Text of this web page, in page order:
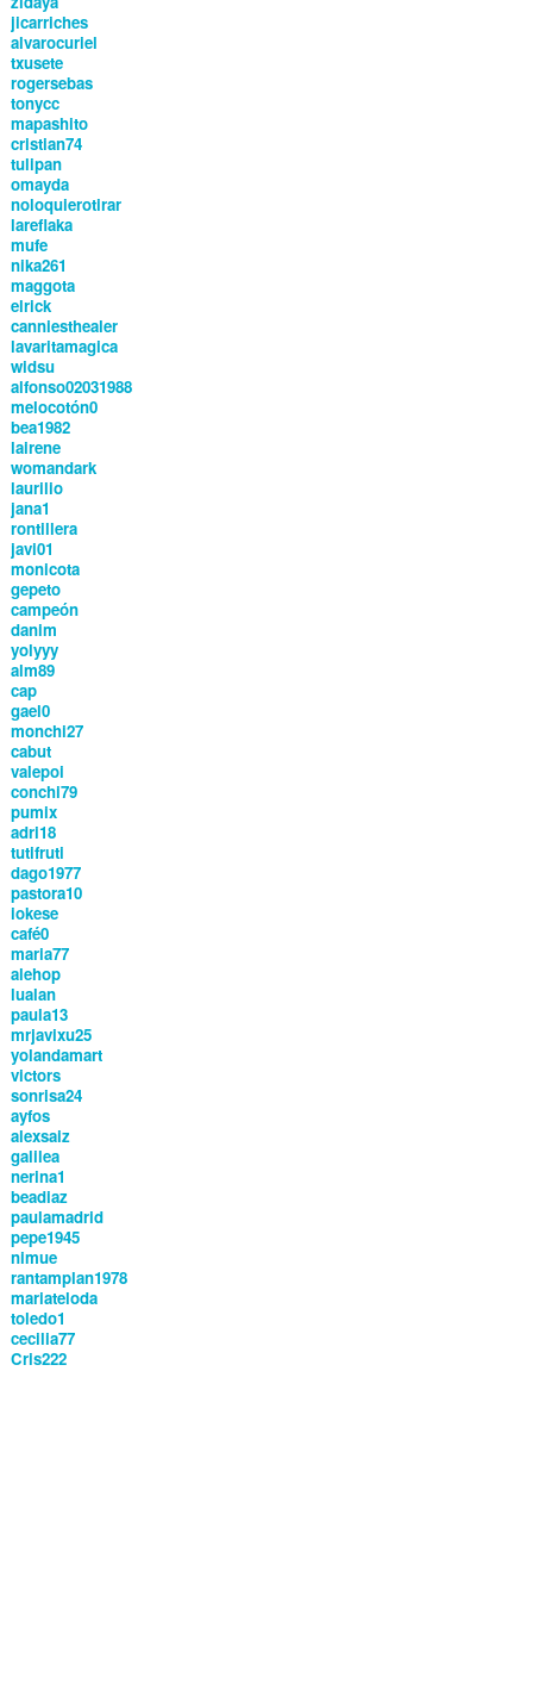
jicarriches
alvarocuriel
txusete
rogersebas
tonycc
mapashito
cristian74
tulipan
omayda
noloquierotirar
lareflaka
mufe
nika261
maggota
elrick
canniesthealer
lavaritamagica
widsu
alfonso02031988
melocotón0
bea1982
lairene
womandark
laurilio
jana1
rontillera
javi01
monicota
gepeto
campeón
danim
yolyyy
alm89
cap
gael0
monchi27
cabut
valepoi
conchi79
pumix
adri18
tutifruti
dago1977
pastora10
iokese
café0
maria77
alehop
lualan
paula13
mrjavixu25
yolandamart
victors
sonrisa24
ayfos
alexsaiz
galilea
nerina1
beadiaz
paulamadrid
pepe1945
nimue
rantamplan1978
mariateloda
toledo1
cecilia77
Cris222